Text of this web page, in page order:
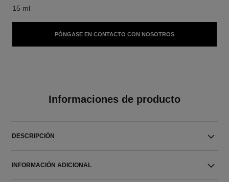
15 ml
PÓNGASE EN CONTACTO CON NOSOTROS
Informaciones de producto
DESCRIPCIÓN
INFORMACIÓN ADICIONAL